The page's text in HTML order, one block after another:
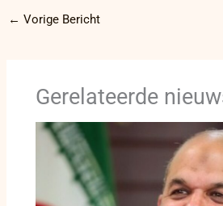
← Vorige Bericht
Gerelateerde